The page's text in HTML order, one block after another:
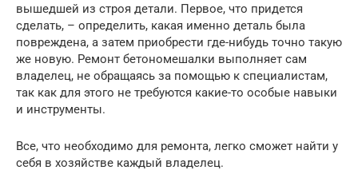
вышедшей из строя детали. Первое, что придется
сделать, – определить, какая именно деталь была
повреждена, а затем приобрести где-нибудь точно такую
же новую. Ремонт бетономешалки выполняет сам
владелец, не обращаясь за помощью к специалистам,
так как для этого не требуются какие-то особые навыки
и инструменты.
Все, что необходимо для ремонта, легко сможет найти у
себя в хозяйстве каждый владелец.